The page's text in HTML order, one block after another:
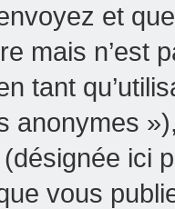
et
mais n’est
tant
anonymes
ici
vous